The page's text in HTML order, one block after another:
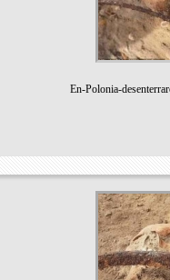
En-Polonia-